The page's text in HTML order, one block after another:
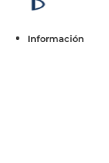
Información